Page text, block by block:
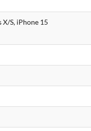
S, iPhone 15